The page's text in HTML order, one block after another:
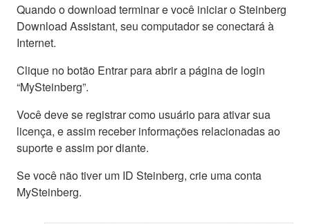
Quando o download terminar e você iniciar o Steinberg
Download Assistant, seu computador se conectará à
Internet.
Clique no botão Entrar para abrir a página de login
“MySteinberg”.
Você deve se registrar como usuário para ativar sua
licença, e assim receber informações relacionadas ao
suporte e assim por diante.
Se você não tiver um ID Steinberg, crie uma conta
MySteinberg.